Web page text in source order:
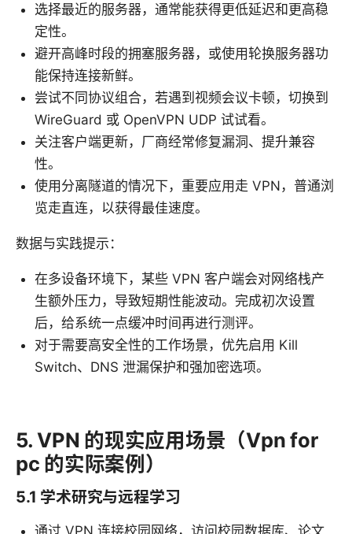
选择最近的服务器，通常能获得更低延迟和更高稳
定性。
避开高峰时段的拥塞服务器，或使用轮换服务器功
能保持连接新鲜。
尝试不同协议组合，若遇到视频会议卡顿，切换到
WireGuard 或 OpenVPN UDP 试试看。
关注客户端更新，厂商经常修复漏洞、提升兼容
性。
使用分离隧道的情况下，重要应用走 VPN，普通浏
览走直连，以获得最佳速度。
数据与实践提示：
在多设备环境下，某些 VPN 客户端会对网络栈产
生额外压力，导致短期性能波动。完成初次设置
后，给系统一点缓冲时间再进行测评。
对于需要高安全性的工作场景，优先启用 Kill
Switch、DNS 泄漏保护和强加密选项。
5. VPN 的现实应用场景（Vpn for
pc 的实际案例）
5.1 学术研究与远程学习
通过 VPN 连接校园网络，访问校园数据库、论文